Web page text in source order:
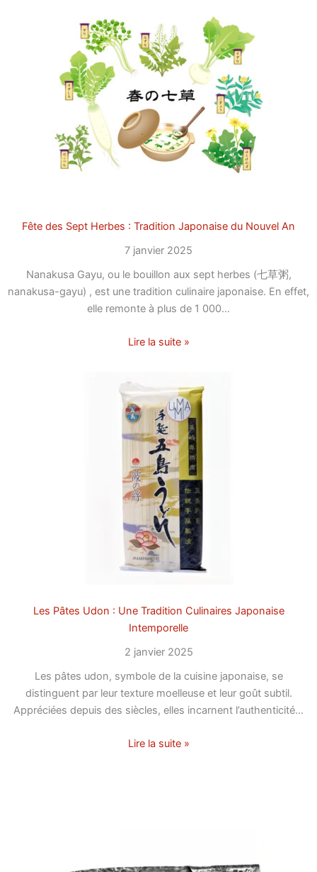
Fête des Sept Herbes : Tradition Japonaise du Nouvel An
7 janvier 2025
Nanakusa Gayu, ou le bouillon aux sept herbes (七草粥,
nanakusa-gayu) , est une tradition culinaire japonaise. En effet,
elle remonte à plus de 1 000…
Lire la suite »
Les Pâtes Udon : Une Tradition Culinaires Japonaise
Intemporelle
2 janvier 2025
Les pâtes udon, symbole de la cuisine japonaise, se
distinguent par leur texture moelleuse et leur goût subtil.
Appréciées depuis des siècles, elles incarnent l’authenticité…
Lire la suite »